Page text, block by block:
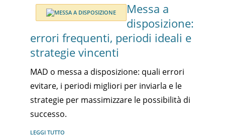
Messa a
disposizione:
errori frequenti, periodi ideali e
strategie vincenti
MAD o messa a disposizione: quali errori
evitare, i periodi migliori per inviarla e le
strategie per massimizzare le possibilità di
successo.
LEGGI TUTTO